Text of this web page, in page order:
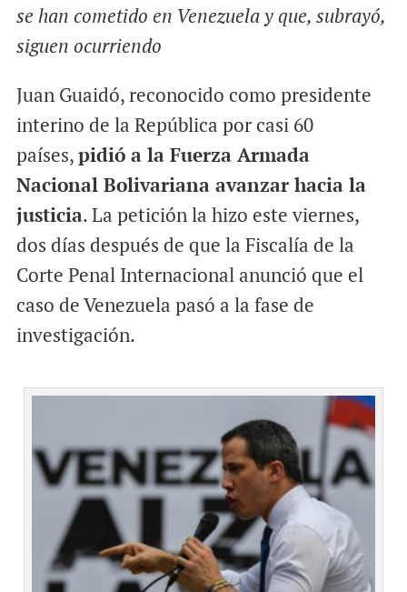
se han cometido en Venezuela y que, subrayó,
siguen ocurriendo
Juan Guaidó, reconocido como presidente
interino de la República por casi 60
países,pidió a la Fuerza Armada
Nacional Bolivariana avanzar hacia la
justicia. La petición la hizo este viernes,
dos días después de que la Fiscalía de la
Corte Penal Internacional anunció que el
caso de Venezuela pasó a la fase de
investigación.